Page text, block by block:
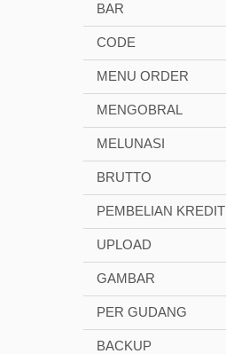
BAR
CODE
MENU ORDER
MENGOBRAL
MELUNASI
BRUTTO
PEMBELIAN KREDIT
UPLOAD
GAMBAR
PER GUDANG
BACKUP